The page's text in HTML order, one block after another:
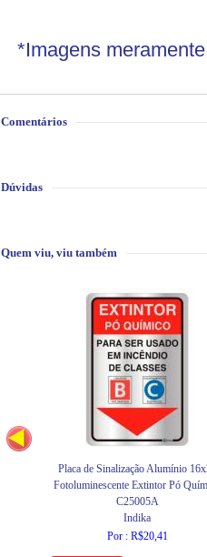
*Imagens
Comentários
Dúvidas
Quem viu, viu também
Placa de Sinalização Alumínio
Fotoluminescente Extintor Pó
C25005A
Indika
Por : R$20,41